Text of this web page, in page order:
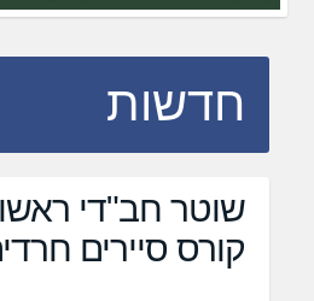
חדשות
שוטר חב"די
קורס סיירים